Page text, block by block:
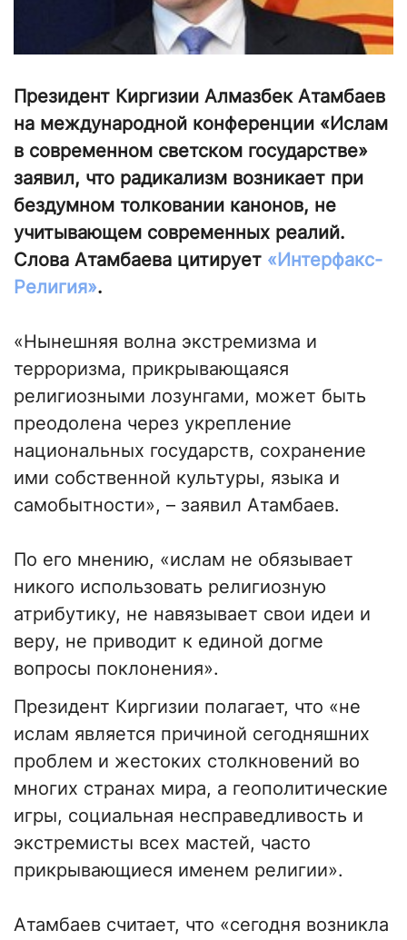
Президент Киргизии Алмазбек Атамбаев
на международной конференции «Ислам
в современном светском государстве»
заявил, что радикализм возникает при
бездумном толковании канонов, не
учитывающем современных реалий.
Слова Атамбаева цитирует «Интерфакс-
Религия».
«Нынешняя волна экстремизма и
терроризма, прикрывающаяся
религиозными лозунгами, может быть
преодолена через укрепление
национальных государств, сохранение
ими собственной культуры, языка и
самобытности», – заявил Атамбаев.
По его мнению, «ислам не обязывает
никого использовать религиозную
атрибутику, не навязывает свои идеи и
веру, не приводит к единой догме
вопросы поклонения».
Президент Киргизии полагает, что «не
ислам является причиной сегодняшних
проблем и жестоких столкновений во
многих странах мира, а геополитические
игры, социальная несправедливость и
экстремисты всех мастей, часто
прикрывающиеся именем религии».
Атамбаев считает, что «сегодня возникла